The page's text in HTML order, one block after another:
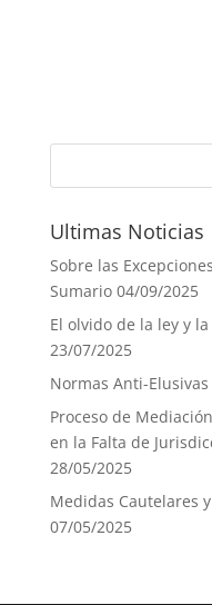
Ultimas Noticias
Sobre las
Sumario 04/09/2025
El olvido de la ley y
23/07/2025
Normas Anti-
Proceso de
en la Falta de
28/05/2025
Medidas Cautelares
07/05/2025